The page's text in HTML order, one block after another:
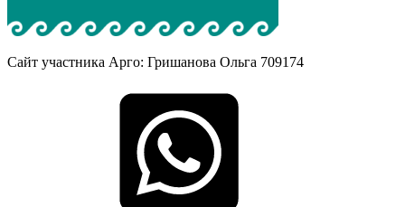
Сайт участника Арго: Гришанова Ольга 709174